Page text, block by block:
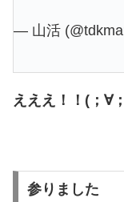
— 山活
えええ！！(；∀
参りました